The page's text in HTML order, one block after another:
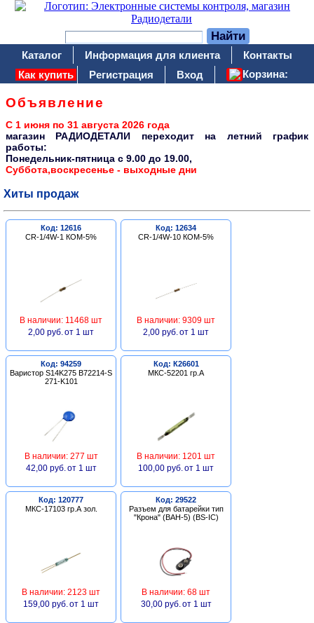
Каталог Информация для клиента
Контакты
Как купить
Регистрация Вход Корзина:
Объявление
С 1 июня по 31 августа 2026 года
магазин РАДИОДЕТАЛИ переходит на летний график
работы:
Понедельник-пятница c 9.00 до 19.00,
Суббота,воскресенье - выходные дни
Хиты продаж
Код: 12616
CR-1/4W-1 КОМ-5%
В наличии: 11468 шт
2,00 руб. от 1 шт
Код: 12634
CR-1/4W-10 КОМ-5%
В наличии: 9309 шт
2,00 руб. от 1 шт
Код: 94259
Варистор S14K275 B72214-S
271-K101
В наличии: 277 шт
42,00 руб. от 1 шт
Код: К26601
МКС-52201 гр.А
В наличии: 1201 шт
100,00 руб. от 1 шт
Код: 120777
МКС-17103 гр.А зол.
В наличии: 2123 шт
159,00 руб. от 1 шт
Код: 29522
Разъем для батарейки тип
"Крона" (BAH-5) (BS-IC)
В наличии: 68 шт
30,00 руб. от 1 шт